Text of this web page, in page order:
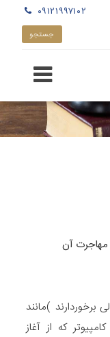
۰۹۱۲۱۹۹۷۱۰۲
مهاجرت آن
برخوردارند )مانند
که از آغاز